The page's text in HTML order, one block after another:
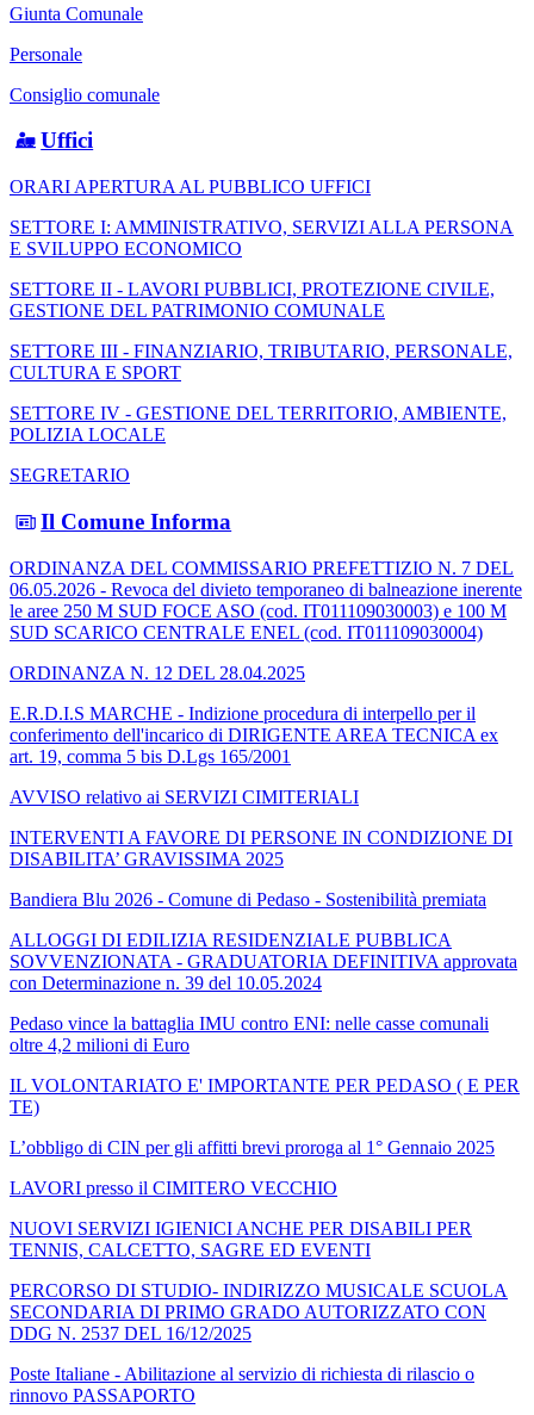
Giunta Comunale
Personale
Consiglio comunale
Uffici
ORARI APERTURA AL PUBBLICO UFFICI
SETTORE I: AMMINISTRATIVO, SERVIZI ALLA PERSONA
E SVILUPPO ECONOMICO
SETTORE II - LAVORI PUBBLICI, PROTEZIONE CIVILE,
GESTIONE DEL PATRIMONIO COMUNALE
SETTORE III - FINANZIARIO, TRIBUTARIO, PERSONALE,
CULTURA E SPORT
SETTORE IV - GESTIONE DEL TERRITORIO, AMBIENTE,
POLIZIA LOCALE
SEGRETARIO
Il Comune Informa
ORDINANZA DEL COMMISSARIO PREFETTIZIO N. 7 DEL
06.05.2026 - Revoca del divieto temporaneo di balneazione inerente
le aree 250 M SUD FOCE ASO (cod. IT011109030003) e 100 M
SUD SCARICO CENTRALE ENEL (cod. IT011109030004)
ORDINANZA N. 12 DEL 28.04.2025
E.R.D.I.S MARCHE - Indizione procedura di interpello per il
conferimento dell'incarico di DIRIGENTE AREA TECNICA ex
art. 19, comma 5 bis D.Lgs 165/2001
AVVISO relativo ai SERVIZI CIMITERIALI
INTERVENTI A FAVORE DI PERSONE IN CONDIZIONE DI
DISABILITA’ GRAVISSIMA 2025
Bandiera Blu 2026 - Comune di Pedaso - Sostenibilità premiata
ALLOGGI DI EDILIZIA RESIDENZIALE PUBBLICA
SOVVENZIONATA - GRADUATORIA DEFINITIVA approvata
con Determinazione n. 39 del 10.05.2024
Pedaso vince la battaglia IMU contro ENI: nelle casse comunali
oltre 4,2 milioni di Euro
IL VOLONTARIATO E' IMPORTANTE PER PEDASO ( E PER
TE)
L’obbligo di CIN per gli affitti brevi proroga al 1° Gennaio 2025
LAVORI presso il CIMITERO VECCHIO
NUOVI SERVIZI IGIENICI ANCHE PER DISABILI PER
TENNIS, CALCETTO, SAGRE ED EVENTI
PERCORSO DI STUDIO- INDIRIZZO MUSICALE SCUOLA
SECONDARIA DI PRIMO GRADO AUTORIZZATO CON
DDG N. 2537 DEL 16/12/2025
Poste Italiane - Abilitazione al servizio di richiesta di rilascio o
rinnovo PASSAPORTO